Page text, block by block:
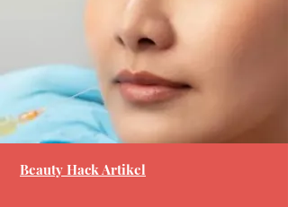
Beauty Hack Artikel